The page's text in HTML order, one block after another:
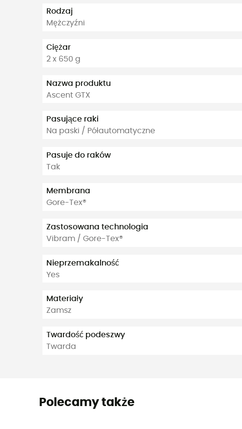
Rodzaj
Mężczyźni
Ciężar
2 x 650 g
Nazwa produktu
Ascent GTX
Pasujące raki
Na paski / Półautomatyczne
Pasuje do raków
Tak
Membrana
Gore-Tex®
Zastosowana technologia
Vibram / Gore-Tex®
Nieprzemakalność
Yes
Materiały
Zamsz
Twardość podeszwy
Twarda
Polecamy także